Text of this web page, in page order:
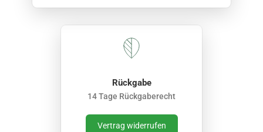
Rückgabe
14 Tage Rückgaberecht
Vertrag widerrufen